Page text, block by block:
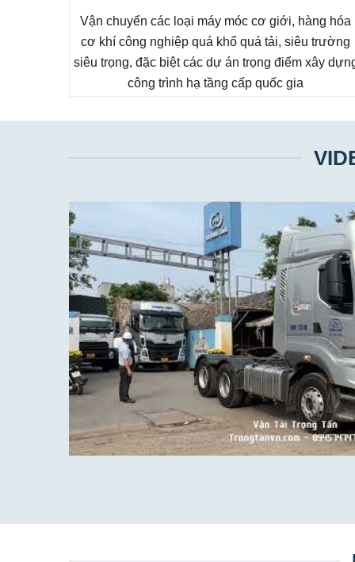
Vận chuyển các loại máy móc cơ giới, hàng hóa
cơ khí công nghiệp quá khổ quá tải, siêu trường
siêu trọng, đặc biệt các dự án trọng điểm xây
công trình hạ tầng cấp quốc gia